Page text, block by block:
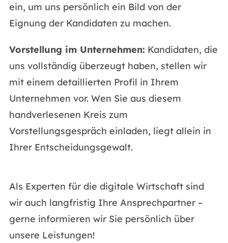
ein, um uns persönlich ein Bild von der
Eignung der Kandidaten zu machen.
Vorstellung im Unternehmen: Kandidaten, die
uns vollständig überzeugt haben, stellen wir
mit einem detaillierten Profil in Ihrem
Unternehmen vor. Wen Sie aus diesem
handverlesenen Kreis zum
Vorstellungsgespräch einladen, liegt allein in
Ihrer Entscheidungsgewalt.
Als Experten für die digitale Wirtschaft sind
wir auch langfristig Ihre Ansprechpartner –
gerne informieren wir Sie persönlich über
unsere Leistungen!